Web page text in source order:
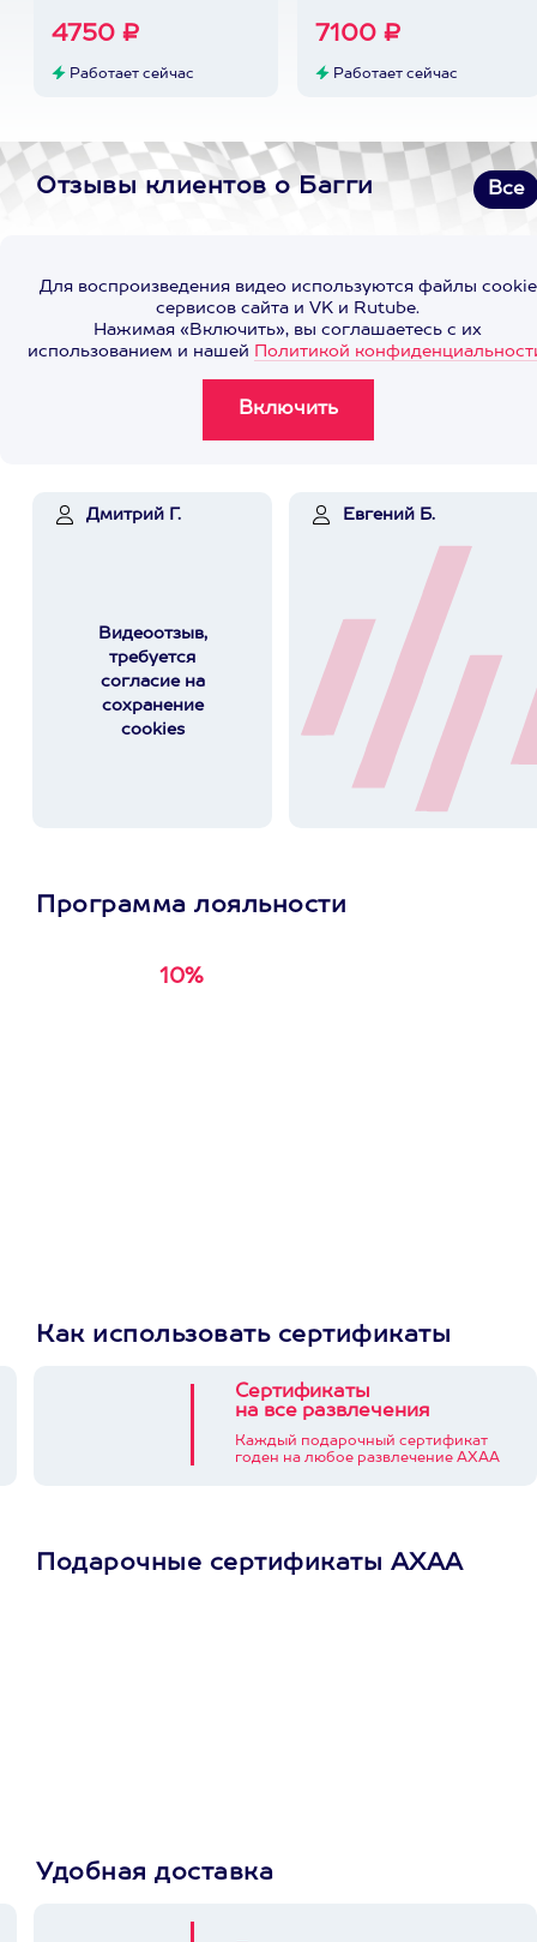
4750 ₽
Работает сейчас
7100 ₽
Работает сейчас
Отзывы клиентов о Багги Все
Для воспроизведения видео используются файлы cookie
сервисов сайта и VK и Rutube.
Нажимая «Включить», вы соглашаетесь с их
использованием и нашей Политикой
Дмитрий Г.
Видеоотзыв,
требуется
согласие на
сохранение
cookies
Евгений Б.
Программа лояльности
10%
Как использовать сертификаты
Сертификаты
на все развлечения
Каждый подарочный сертификат
годен на любое развлечение АХАА
Подарочные сертификаты АХАА
Удобная доставка